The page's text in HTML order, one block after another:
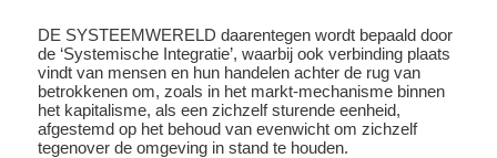
DE SYSTEEMWERELD daarentegen wordt bepaald door
de ‘Systemische Integratie’, waarbij ook verbinding plaats
vindt van mensen en hun handelen achter de rug van
betrokkenen om, zoals in het markt-mechanisme binnen
het kapitalisme, als een zichzelf sturende eenheid,
afgestemd op het behoud van evenwicht om zichzelf
tegenover de omgeving in stand te houden.